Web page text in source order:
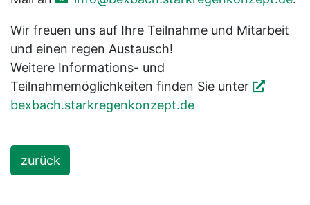
Wir freuen uns auf Ihre Teilnahme und Mitarbeit
und einen regen Austausch!
Weitere Informations- und
Teilnahmemöglichkeiten finden Sie unter
bexbach.starkregenkonzept.de
zurück